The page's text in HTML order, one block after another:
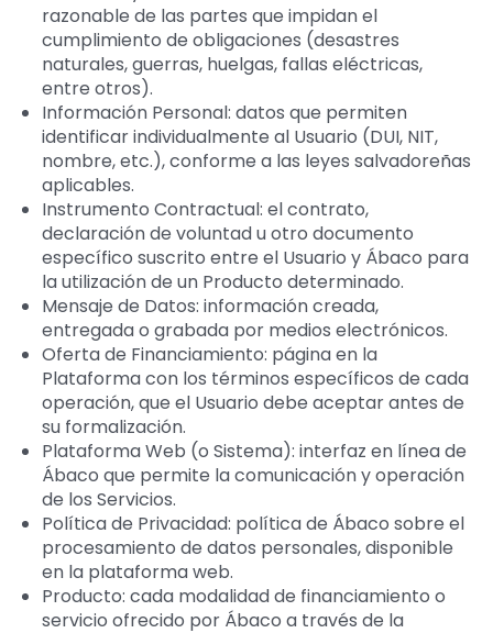
razonable de las partes que impidan el
cumplimiento de obligaciones (desastres
naturales, guerras, huelgas, fallas eléctricas,
entre otros).
Información Personal: datos que permiten
identificar individualmente al Usuario (DUI, NIT,
nombre, etc.), conforme a las leyes salvadoreñas
aplicables.
Instrumento Contractual: el contrato,
declaración de voluntad u otro documento
específico suscrito entre el Usuario y Ábaco para
la utilización de un Producto determinado.
Mensaje de Datos: información creada,
entregada o grabada por medios electrónicos.
Oferta de Financiamiento: página en la
Plataforma con los términos específicos de cada
operación, que el Usuario debe aceptar antes de
su formalización.
Plataforma Web (o Sistema): interfaz en línea de
Ábaco que permite la comunicación y operación
de los Servicios.
Política de Privacidad: política de Ábaco sobre el
procesamiento de datos personales, disponible
en la plataforma web.
Producto: cada modalidad de financiamiento o
servicio ofrecido por Ábaco a través de la